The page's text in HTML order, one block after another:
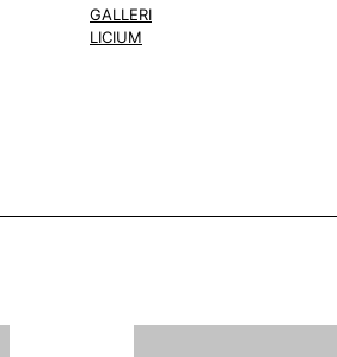
GALLERI
LICIUM